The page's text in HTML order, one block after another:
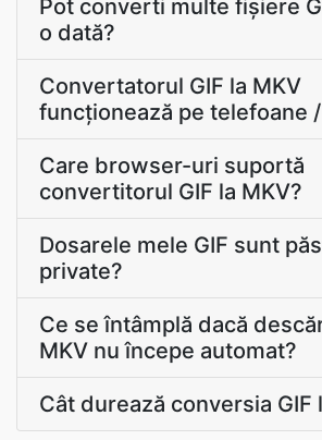
Pot converti multe fișiere
o dată?
Convertatorul GIF la MKV
funcționează pe telefoane
Care browser-uri suportă
convertitorul GIF la MKV?
Dosarele mele GIF sunt
private?
Ce se întâmplă dacă
MKV nu începe automat?
Cât durează conversia GIF